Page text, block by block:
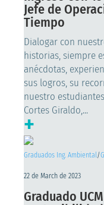
Jefe de
Tiempo
Dialogar con
historias, siempre
anécdotas,
sus logros, su
nuestro
Cortes Giraldo,...
+
Graduados Ing. Ambiental/
22 de March de 2023
Graduado